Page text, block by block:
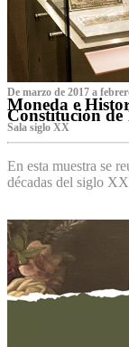
De marzo de 2017 a
Moneda e
Constitución de
Sala siglo XX
En esta muestra se
décadas del siglo